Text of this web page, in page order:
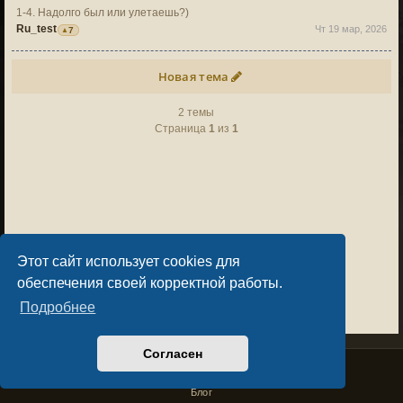
Этот сайт использует cookies для
обеспечения своей корректной работы.
Подробнее
Согласен
1-4. Надолго был или улетаешь?)
Ru_test
7 Чт 19 мар, 2026
Новая тема
2 темы
Страница 1 из 1
Privacy PolicyLicense Agreement
Copyright © Sacralium Games 2023-
Блог